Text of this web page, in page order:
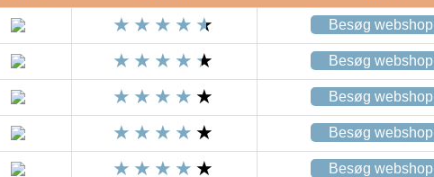
Besøg webshop
Besøg webshop
Besøg webshop
Besøg webshop
Besøg webshop